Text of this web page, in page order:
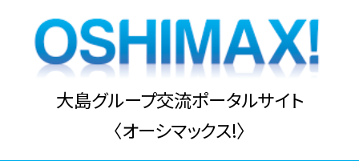
大島グループ交流ポータルサイト
〈オーシマックス!〉